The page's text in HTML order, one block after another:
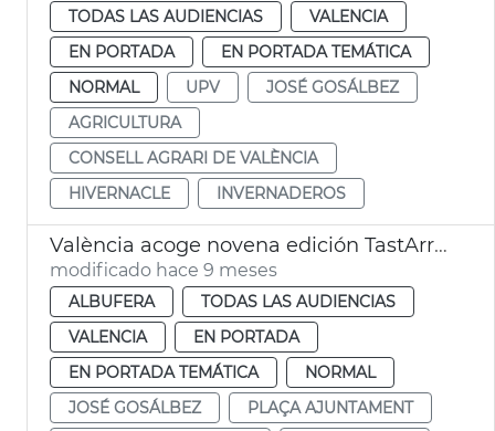
TODAS LAS AUDIENCIAS
VALENCIA
EN PORTADA
EN PORTADA TEMÁTICA
NORMAL
UPV
JOSÉ GOSÁLBEZ
AGRICULTURA
CONSELL AGRARI DE VALÈNCIA
HIVERNACLE
INVERNADEROS
València acoge novena edición TastArròs
modificado hace 9 meses
ALBUFERA
TODAS LAS AUDIENCIAS
VALENCIA
EN PORTADA
EN PORTADA TEMÁTICA
NORMAL
JOSÉ GOSÁLBEZ
PLAÇA AJUNTAMENT